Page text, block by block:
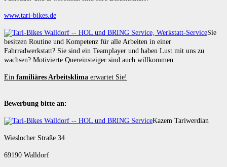
www.tari-bikes.de
Sie
besitzen Routine und Kompetenz für alle Arbeiten in einer
Fahrradwerkstatt? Sie sind ein Teamplayer und haben Lust mit uns zu
wachsen? Motivierte Quereinsteiger sind auch willkommen.
Ein familiäres Arbeitsklima erwartet Sie!
Bewerbung bitte an:
Kazem Tariwerdian
Wieslocher Straße 34
69190 Walldorf